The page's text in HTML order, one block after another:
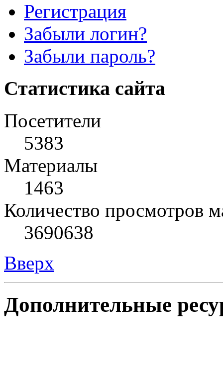
Регистрация
Забыли логин?
Забыли пароль?
Статистика сайта
Посетители
5383
Материалы
1463
Количество просмотров
3690638
Вверх
Дополнительные